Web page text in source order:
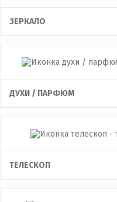
ЗЕРКАЛО
ДУХИ / ПАРФЮМ
ТЕЛЕСКОП